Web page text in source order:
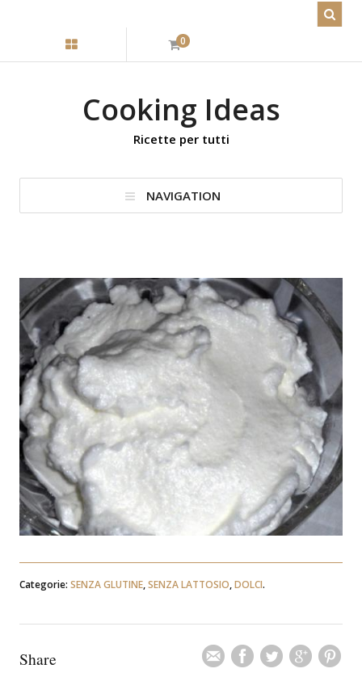
0
Cooking Ideas
Ricette per tutti
NAVIGATION
Categorie:SENZA GLUTINE,SENZA LATTOSIO,DOLCI.
Share